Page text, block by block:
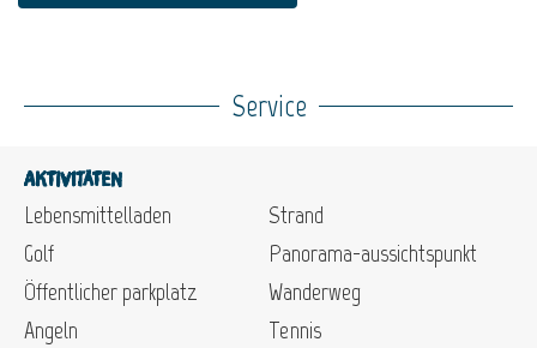
Service
Aktivitäten
Lebensmittelladen
Golf
Öffentlicher parkplatz
Angeln
Strand
Panorama-aussichtspunkt
Wanderweg
Tennis